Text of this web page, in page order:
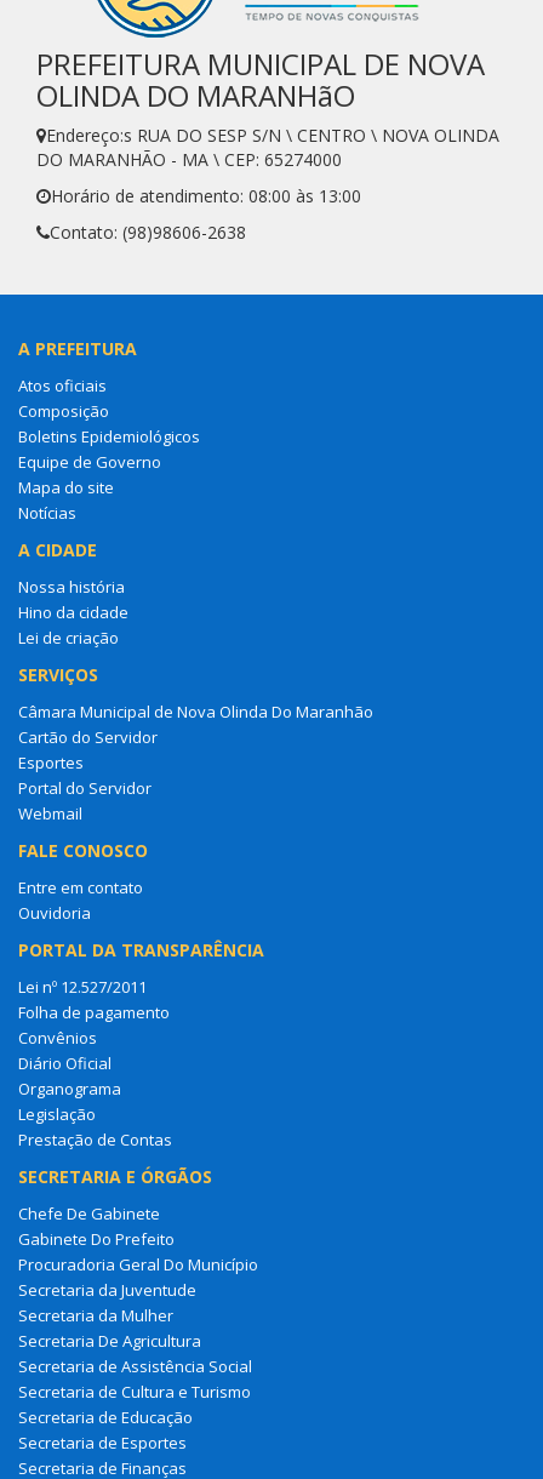
PREFEITURA MUNICIPAL DE NOVA
OLINDA DO MARANHãO
Endereço:s RUA DO SESP S/N \ CENTRO \ NOVA OLINDA
DO MARANHÃO - MA \ CEP: 65274000
Horário de atendimento: 08:00 às 13:00
Contato: (98)98606-2638
A PREFEITURA
Atos oficiais
Composição
Boletins Epidemiológicos
Equipe de Governo
Mapa do site
Notícias
A CIDADE
Nossa história
Hino da cidade
Lei de criação
SERVIÇOS
Câmara Municipal de Nova Olinda Do Maranhão
Cartão do Servidor
Esportes
Portal do Servidor
Webmail
FALE CONOSCO
Entre em contato
Ouvidoria
PORTAL DA TRANSPARÊNCIA
Lei nº 12.527/2011
Folha de pagamento
Convênios
Diário Oficial
Organograma
Legislação
Prestação de Contas
SECRETARIA E ÓRGÃOS
Chefe De Gabinete
Gabinete Do Prefeito
Procuradoria Geral Do Município
Secretaria da Juventude
Secretaria da Mulher
Secretaria De Agricultura
Secretaria de Assistência Social
Secretaria de Cultura e Turismo
Secretaria de Educação
Secretaria de Esportes
Secretaria de Finanças